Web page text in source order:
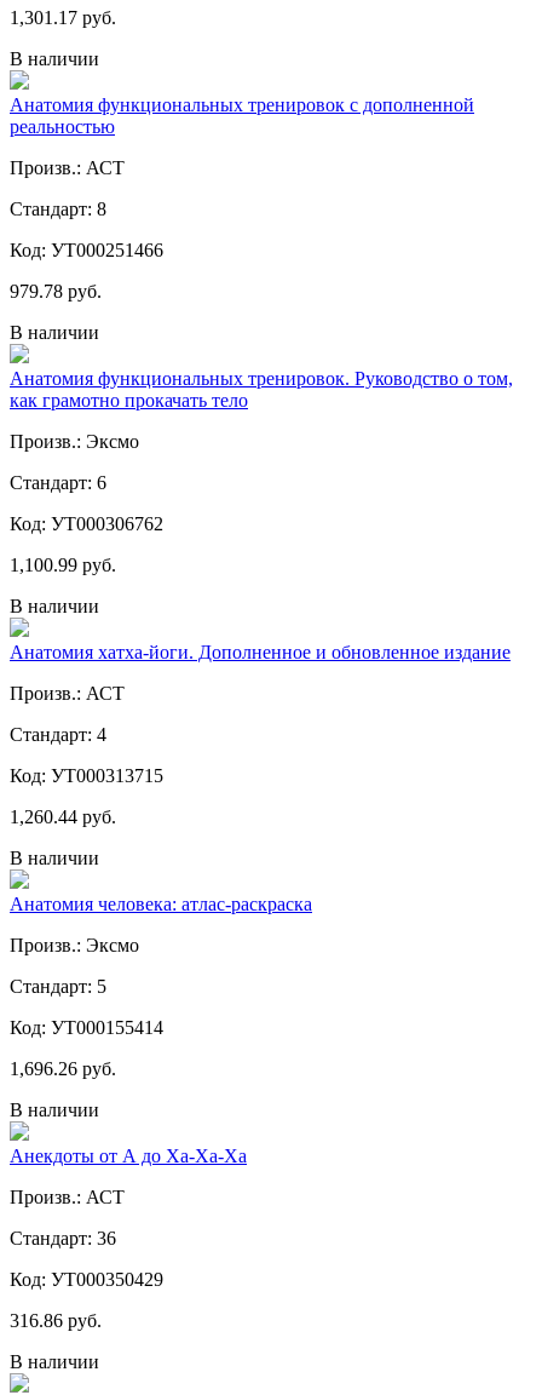
1,301.17 руб.
В наличии
Анатомия функциональных тренировок с дополненной
реальностью
Произв.: АСТ
Стандарт: 8
Код: УТ000251466
979.78 руб.
В наличии
Анатомия функциональных тренировок. Руководство о том,
как грамотно прокачать тело
Произв.: Эксмо
Стандарт: 6
Код: УТ000306762
1,100.99 руб.
В наличии
Анатомия хатха-йоги. Дополненное и обновленное издание
Произв.: АСТ
Стандарт: 4
Код: УТ000313715
1,260.44 руб.
В наличии
Анатомия человека: атлас-раскраска
Произв.: Эксмо
Стандарт: 5
Код: УТ000155414
1,696.26 руб.
В наличии
Анекдоты от А до Ха-Ха-Ха
Произв.: АСТ
Стандарт: 36
Код: УТ000350429
316.86 руб.
В наличии